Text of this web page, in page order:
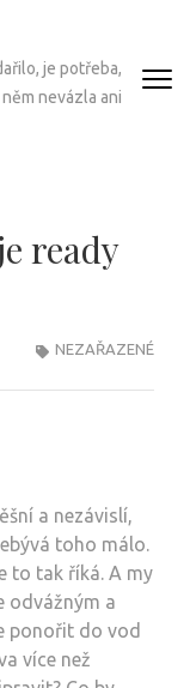
je potřeba,
nevázla ani
ready
NEZAŘAZENÉ
a nezávislí,
toho málo.
to tak říká. A my
odvážným a
ponořit do vod
více než